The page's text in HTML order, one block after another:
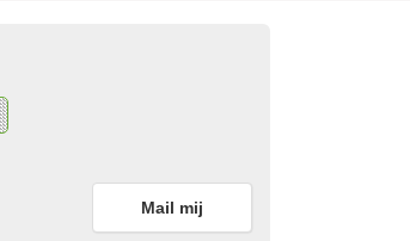
Mail mij